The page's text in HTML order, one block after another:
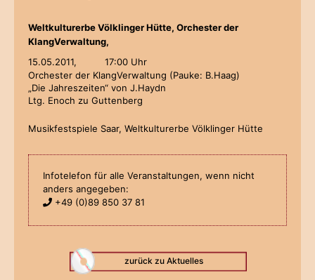
Weltkulturerbe Völklinger Hütte, Orchester der
KlangVerwaltung,
15.05.2011,
17:00 Uhr
Orchester der KlangVerwaltung (Pauke: B.Haag)
„Die Jahreszeiten“ von J.Haydn
Ltg. Enoch zu Guttenberg
Musikfestspiele Saar, Weltkulturerbe Völklinger Hütte
Infotelefon für alle Veranstaltungen, wenn nicht
anders angegeben:
+49 (0)89 850 37 81
zurück zu Aktuelles